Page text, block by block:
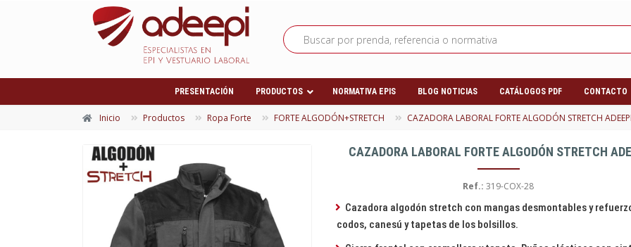
PRESENTACIÓN PRODUCTOS NORMATIVA EPIS BLOG NOTICIAS CATÁLOGOS PDF CONTACTO
Inicio Productos Ropa Forte FORTE ALGODÓN+STRETCH CAZADORA LABORAL FORTE ALGODÓN STRETCH ADEEPI
CAZADORA LABORAL FORTE ALGODÓN STRETCH
Ref.: 319-COX-28
Cazadora algodón stretch con mangas desmontables y
codos, canesú y tapetas de los bolsillos.